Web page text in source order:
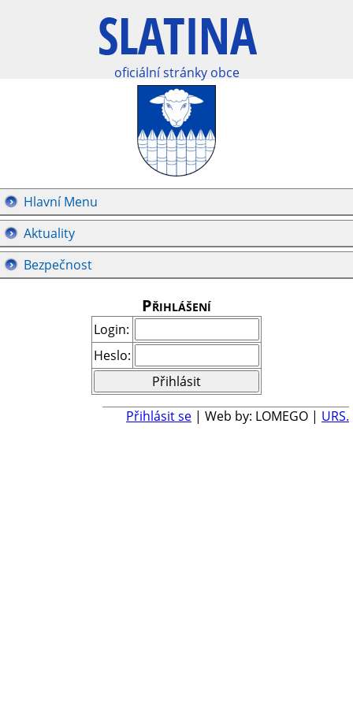
oficiální stránky obce
Hlavní Menu
Aktuality
Bezpečnost
Přihlášení
Login:
Heslo:
Přihlásit se | Web by: LOMEGO | URS.